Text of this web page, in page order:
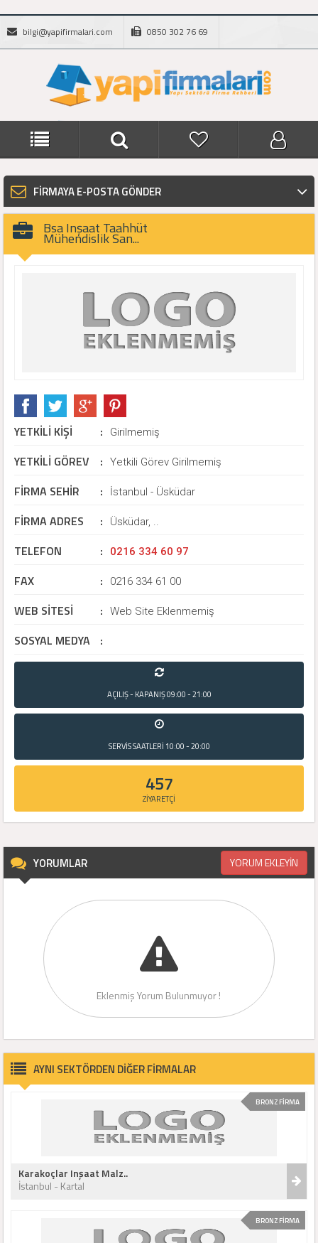
bilgi@yapifirmalari.com 0850 302 76 69
FİRMAYA E-POSTA GÖNDER
Bsa Inşaat Taahhüt
Mühendislik San...
YETKİLİ KİŞİ : Girilmemiş
YETKİLİ GÖREV : Yetkili Görev Girilmemiş
FİRMA SEHİR : İstanbul - Üsküdar
FİRMA ADRES : Üsküdar, ..
TELEFON : 0216 334 60 97
FAX : 0216 334 61 00
WEB SİTESİ : Web Site Eklenmemiş
SOSYAL MEDYA :
AÇILIŞ - KAPANIŞ09:00 - 21:00
SERVİS SAATLERİ 10:00 - 20:00
457
ZİYARETÇİ
YORUMLAR YORUM EKLEYİN
Eklenmiş Yorum Bulunmuyor !
AYNI SEKTÖRDEN DİĞER FİRMALAR
BRONZ FİRMA
Karakoçlar Inşaat Malz..
İstanbul - Kartal
BRONZ FİRMA